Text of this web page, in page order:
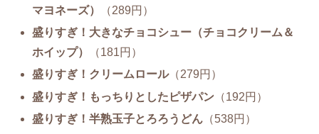
マヨネーズ）
（289円）
盛りすぎ！大きなチョコシュー（チョコクリーム＆
ホイップ）
（181円）
盛りすぎ！クリームロール（279円）
盛りすぎ！もっちりとしたピザパン （192円）
盛りすぎ！半熟玉子とろろうどん （538円）